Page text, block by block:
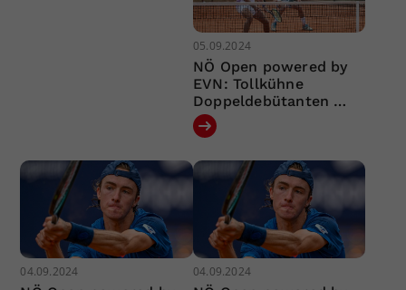
05.09.2024
NÖ Open powered by
EVN: Tollkühne
Doppeldebütanten …
04.09.2024 04.09.2024